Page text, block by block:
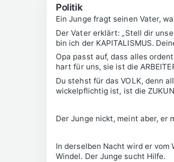
Politik
Ein Junge fragt seinen Vater,
Der Vater erklärt: „Stell dir
bin ich der KAPITALISMUS.
Opa passt auf, dass alles
hart für uns, sie ist die
Du stehst für das VOLK, denn
wickelpflichtig ist, ist die
Der Junge nickt, meint aber, er
In derselben Nacht wird er vom
Windel. Der Junge sucht Hilfe.